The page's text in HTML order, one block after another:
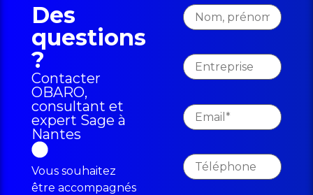
Des
questions
?
Contacter
OBARO,
consultant et
expert Sage à
Nantes
Vous souhaitez
être accompagnés